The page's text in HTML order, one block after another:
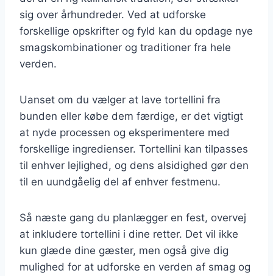
sig over århundreder. Ved at udforske
forskellige opskrifter og fyld kan du opdage nye
smagskombinationer og traditioner fra hele
verden.
Uanset om du vælger at lave tortellini fra
bunden eller købe dem færdige, er det vigtigt
at nyde processen og eksperimentere med
forskellige ingredienser. Tortellini kan tilpasses
til enhver lejlighed, og dens alsidighed gør den
til en uundgåelig del af enhver festmenu.
Så næste gang du planlægger en fest, overvej
at inkludere tortellini i dine retter. Det vil ikke
kun glæde dine gæster, men også give dig
mulighed for at udforske en verden af smag og